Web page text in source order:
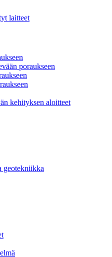
laitteet
poraukseen
kehityksen aloitteet
geotekniikka